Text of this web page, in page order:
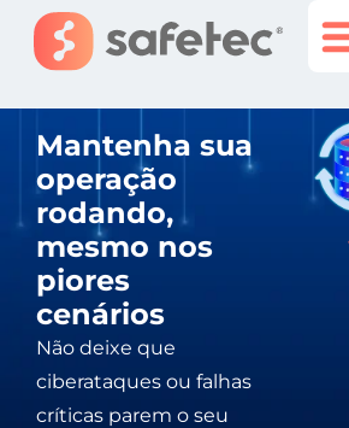
Mantenha sua
operação
rodando,
mesmo nos
piores
cenários
Não deixe que
ciberataques ou falhas
críticas parem o seu